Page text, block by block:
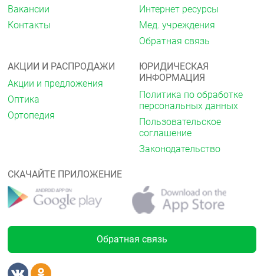
Вакансии
Контакты
Интернет ресурсы
Мед. учреждения
Обратная связь
АКЦИИ И РАСПРОДАЖИ
Акции и предложения
Оптика
Ортопедия
ЮРИДИЧЕСКАЯ
ИНФОРМАЦИЯ
Политика по обработке
персональных данных
Пользовательское
соглашение
Законодательство
СКАЧАЙТЕ ПРИЛОЖЕНИЕ
Обратная связь